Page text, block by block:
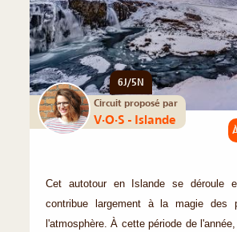
6J/5N
Circuit proposé par
V·O·S - Islande
Cet autotour en Islande se déroule
contribue largement à la magie des
l'atmosphère. À cette période de